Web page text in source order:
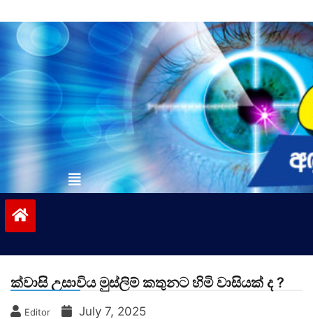
to
contentvinivida.lk
ක්වාසි උසාවිය මුස්ලිම් කතුනට හිමි වාසියක් ද ?
Editor July 7, 2025